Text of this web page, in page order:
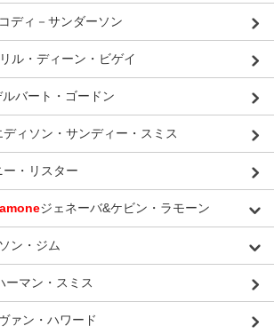
コディ－サンダーソン
ル・ディーン・ビゲイ
ルバート・ゴードン
ディソン・サンディー・スミス
ー・リスター
ジェネーバ&ケビン・ラモーン
ン・ジム
ーマン・スミス
ァン・ハワード